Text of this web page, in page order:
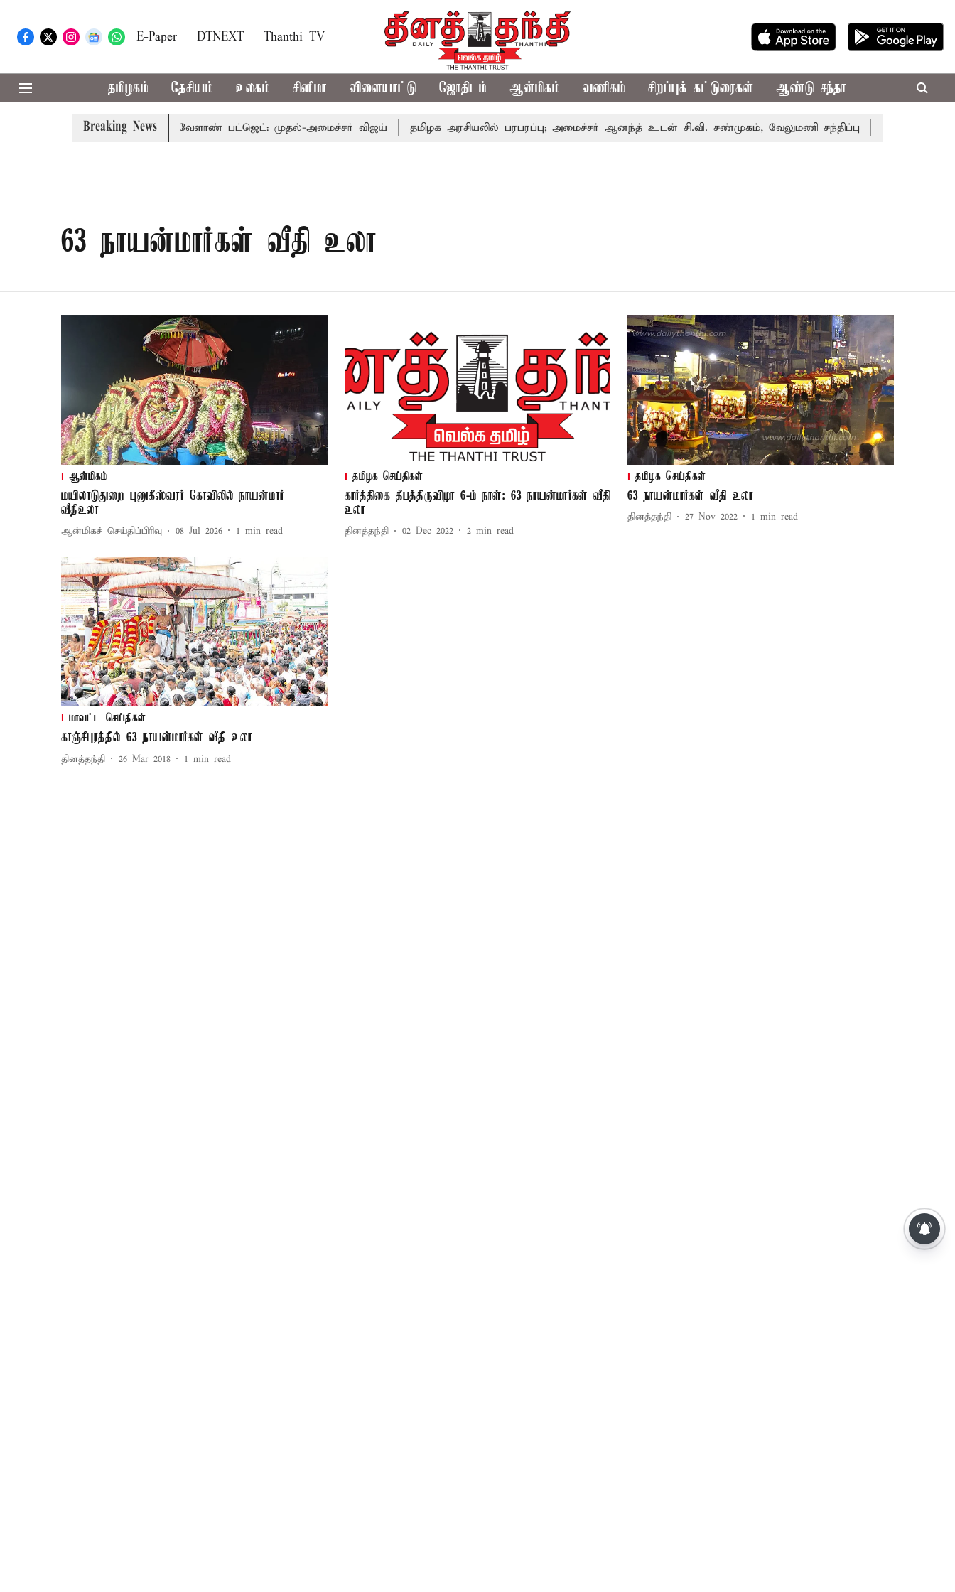
E-Paper DTNEXT Thanthi TV
தமிழகம் தேசியம் உலகம் சினிமா விளையாட்டு ஜோதிடம் ஆன்மிகம் வணிகம் சிறப்புக் கட்டுரைகள் ஆண்டு சந்தா
Breaking News
பார்வையுடன் கூடிய வேளாண் பட்ஜெட்: முதல்-அமைச்சர் விஜய் தமிழக அரசியலில் பரபரப்பு; அமைச்சர் ஆனந்த் உடன் சி.வி. சண்முகம், வேலுமணி சந்திப்பு
63 நாயன்மார்கள் வீதி உலா
ஆன்மிகம்
மயிலாடுதுறை புனுகீஸ்வரர் கோவிலில் நாயன்மார்
வீதிஉலா
ஆன்மிகச் செய்திப்பிரிவு 08 Jul 2026 1 min read
தமிழக செய்திகள்
கார்த்திகை தீபத்திருவிழா 6-ம் நாள்: 63 நாயன்மார்கள் வீதி
உலா
தினத்தந்தி 02 Dec 2022 2 min read
தமிழக செய்திகள்
63 நாயன்மார்கள் வீதி உலா
தினத்தந்தி 27 Nov 2022 1 min read
மாவட்ட செய்திகள்
காஞ்சீபுரத்தில் 63 நாயன்மார்கள் வீதி உலா
தினத்தந்தி 26 Mar 2018 1 min read